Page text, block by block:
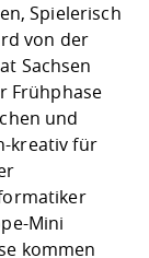
Spielerisch
von der
Sachsen
Frühphase
und
kreativ für
Mini
kommen